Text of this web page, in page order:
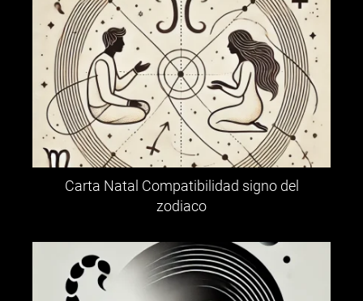
Carta Natal Compatibilidad signo del
zodiaco